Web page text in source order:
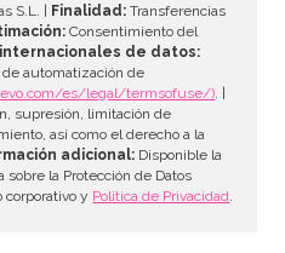
S.L. | Finalidad: Transferencias
Consentimiento del
de datos:
de automatización de
es/legal/termsofuse/). |
supresión, limitación de
así como el derecho a la
adicional: Disponible la
la Protección de Datos
y Política de Privacidad.